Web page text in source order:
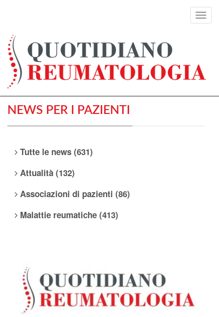
NEWS PER I PAZIENTI
Tutte le news (631)
Attualità (132)
Associazioni di pazienti (86)
Malattie reumatiche (413)